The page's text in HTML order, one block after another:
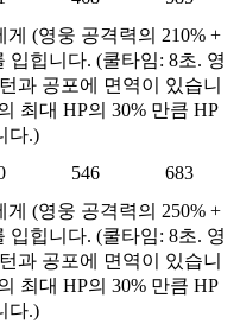
(영웅 공격력의 210% +
입힙니다. (쿨타임: 8초. 영
과 공포에 면역이 있습니
최대 HP의 30% 만큼 HP
다.)
546
683
(영웅 공격력의 250% +
입힙니다. (쿨타임: 8초. 영
과 공포에 면역이 있습니
최대 HP의 30% 만큼 HP
다.)